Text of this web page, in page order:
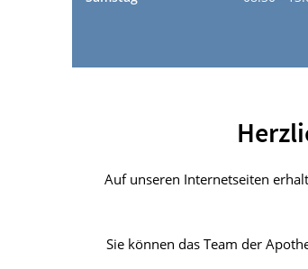
Auf unseren Internetseiten
Sie können das Team der